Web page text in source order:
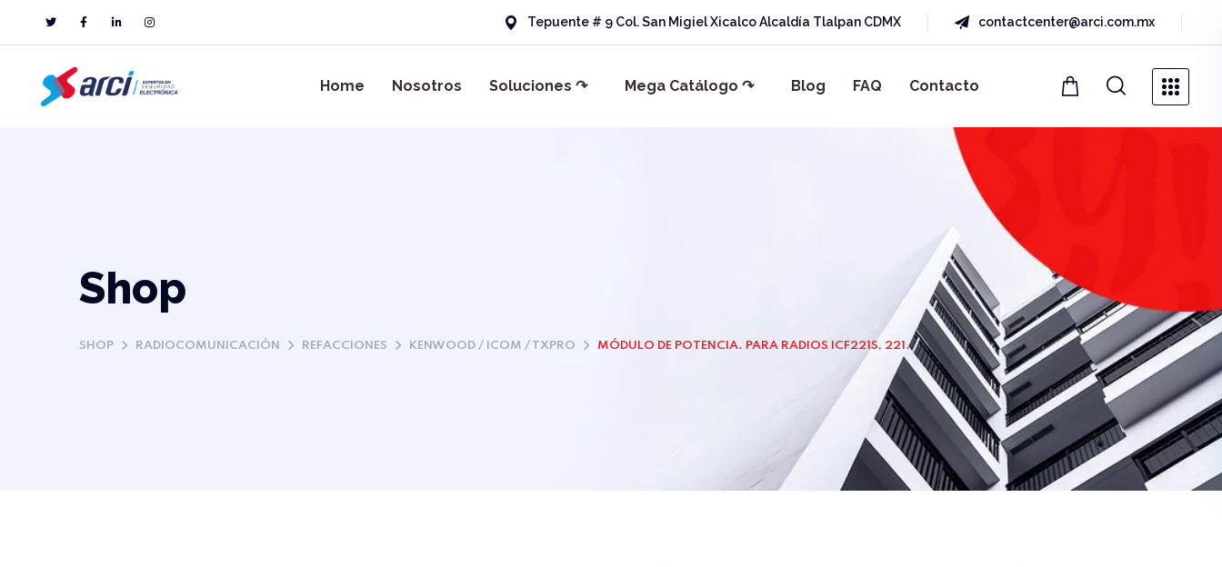
Tepuente # 9 Col. San Migiel Xicalco Alcaldía Tlalpan CDMX contactcenter@arci.com.mx
Home Nosotros Soluciones ↷ Mega Catálogo ↷ Blog FAQ Contacto
Shop
SHOP RADIOCOMUNICACIÓN REFACCIONES KENWOOD / ICOM / TXPRO MÓDULO DE POTENCIA. PARA RADIOS ICF221S, 221.